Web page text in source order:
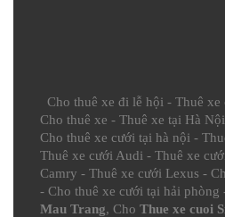
Cho thuê xe đi lễ hội - Thuê xe
Cho thuê xe - Thuê xe tại Hà Nội
Cho thuê xe cưới tại hà nội -
Thuê xe cưới Audi - Thuê xe
Camry - Thuê xe cưới Lexus -
- Cho thuê xe cưới tại hải phòng
Mau Trang, Cho Thue xe cuoi